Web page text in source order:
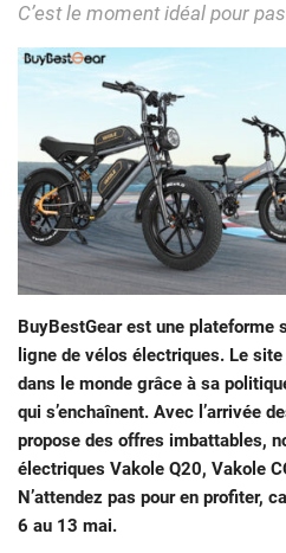
C’est le moment idéal pour
BuyBestGear est une plateforme
ligne de vélos électriques. Le
dans le monde grâce à sa
qui s’enchaînent. Avec l’arrivée
propose des offres imbattables,
électriques Vakole Q20, Vakole
N’attendez pas pour en profiter,
6 au 13 mai.